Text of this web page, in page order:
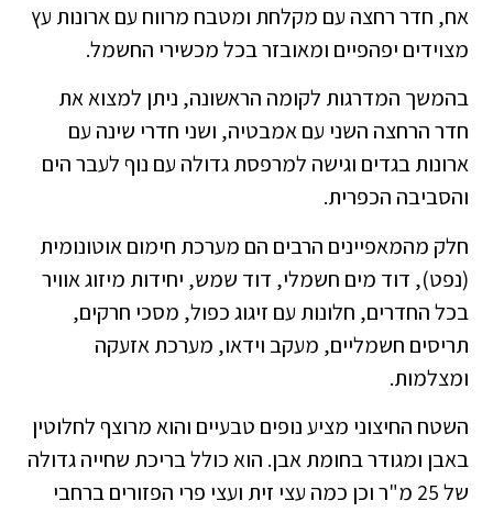
אח, חדר רחצה עם מקלחת ומטבח מרווח עם ארונות עץ
מצוידים יפהפיים ומאובזר בכל מכשירי החשמל.
בהמשך המדרגות לקומה הראשונה, ניתן למצוא את
חדר הרחצה השני עם אמבטיה, ושני חדרי שינה עם
ארונות בגדים וגישה למרפסת גדולה עם נוף לעבר הים
והסביבה הכפרית.
חלק מהמאפיינים הרבים הם מערכת חימום אוטונומית
(נפט), דוד מים חשמלי, דוד שמש, יחידות מיזוג אוויר
בכל החדרים, חלונות עם זיגוג כפול, מסכי חרקים,
תריסים חשמליים, מעקב וידאו, מערכת אזעקה
ומצלמות.
השטח החיצוני מציע נופים טבעיים והוא מרוצף לחלוטין
באבן ומגודר בחומת אבן. הוא כולל בריכת שחייה גדולה
של 25 מ"ר וכן כמה עצי זית ועצי פרי הפזורים ברחבי